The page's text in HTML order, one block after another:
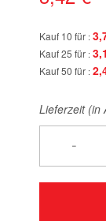
Kauf 10 für
Kauf 25 für
Kauf 50 für
Lieferzeit (in
-